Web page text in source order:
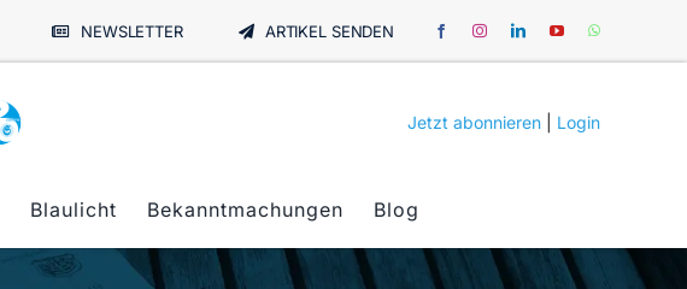
NEWSLETTER ARTIKEL SENDEN
Jetzt abonnieren Login
Blaulicht Bekanntmachungen Blog